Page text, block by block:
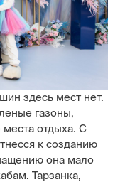
здесь мест нет.
газоны,
отдыха. С
к созданию
она мало
Тарзанка,